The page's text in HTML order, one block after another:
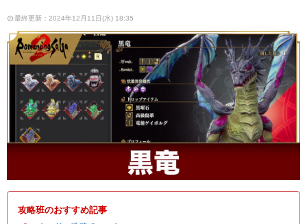
最終更新：2024年12月11日(水) 18:35
攻略班のおすすめ記事